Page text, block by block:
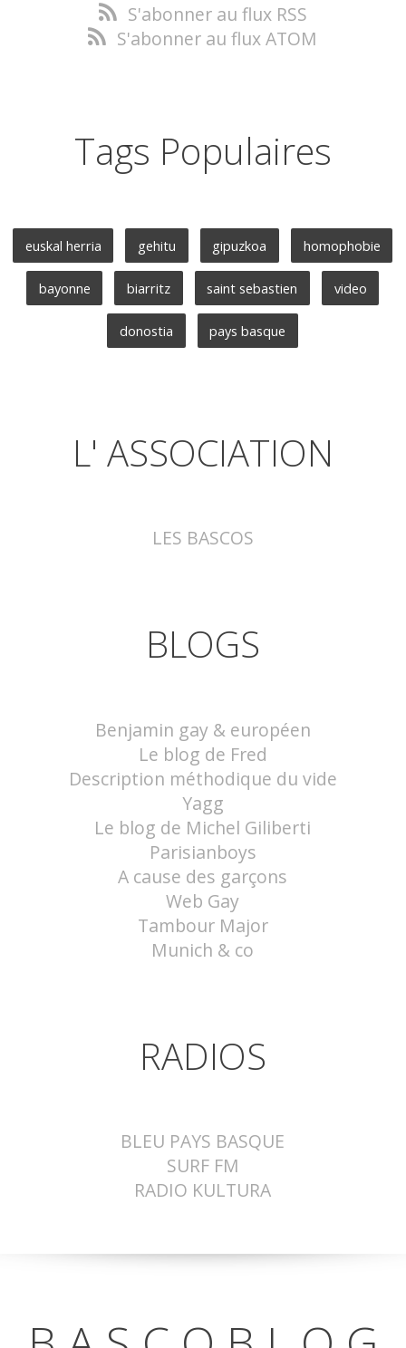
S'abonner au flux RSS
S'abonner au flux ATOM
Tags Populaires
euskal herria gehitu gipuzkoa homophobie
bayonne biarritz saint sebastien video
donostia pays basque
L' ASSOCIATION
LES BASCOS
BLOGS
Benjamin gay & européen
Le blog de Fred
Description méthodique du vide
Yagg
Le blog de Michel Giliberti
Parisianboys
A cause des garçons
Web Gay
Tambour Major
Munich & co
RADIOS
BLEU PAYS BASQUE
SURF FM
RADIO KULTURA